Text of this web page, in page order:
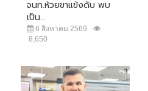
จนท.ห้วยขาแข้งดับ พบ
เป็น...
6 สิงหาคม 2569
8,650